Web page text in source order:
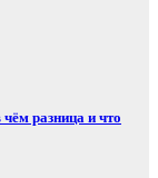
разница и что